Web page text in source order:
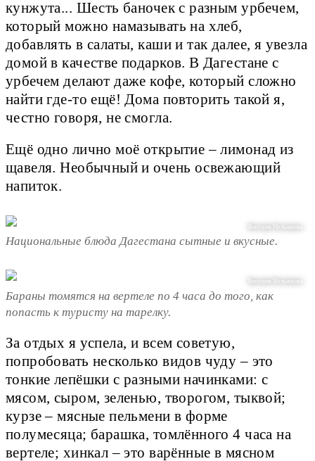
кунжута... Шесть баночек с разным урбечем,
который можно намазывать на хлеб,
добавлять в салаты, каши и так далее, я увезла
домой в качестве подарков. В Дагестане с
урбечем делают даже кофе, который сложно
найти где-то ещё! Дома повторить такой я,
честно говоря, не смогла.
Ещё одно лично моё открытие – лимонад из
щавеля. Необычный и очень освежающий
напиток.
Виктория Мельникова
Национальные блюда Дагестана сытные и вкусные.
Виктория Мельникова
Бараны томятся на вертеле по 4 часа до того, как
попасть к туристу на тарелку.
За отдых я успела, и всем советую,
попробовать несколько видов чуду – это
тонкие лепёшки с разными начинками: с
мясом, сыром, зеленью, творогом, тыквой;
курзе – мясные пельмени в форме
полумесяца; барашка, томлённого 4 часа на
вертеле; хинкал – это варённые в мясном